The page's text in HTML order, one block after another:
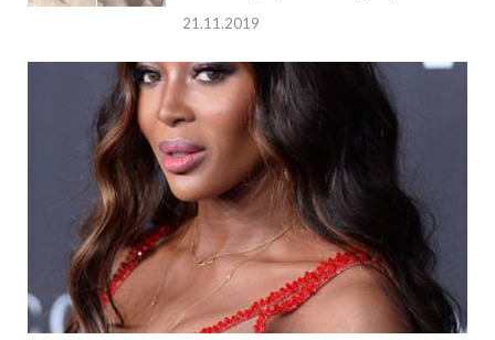
21.11.2019